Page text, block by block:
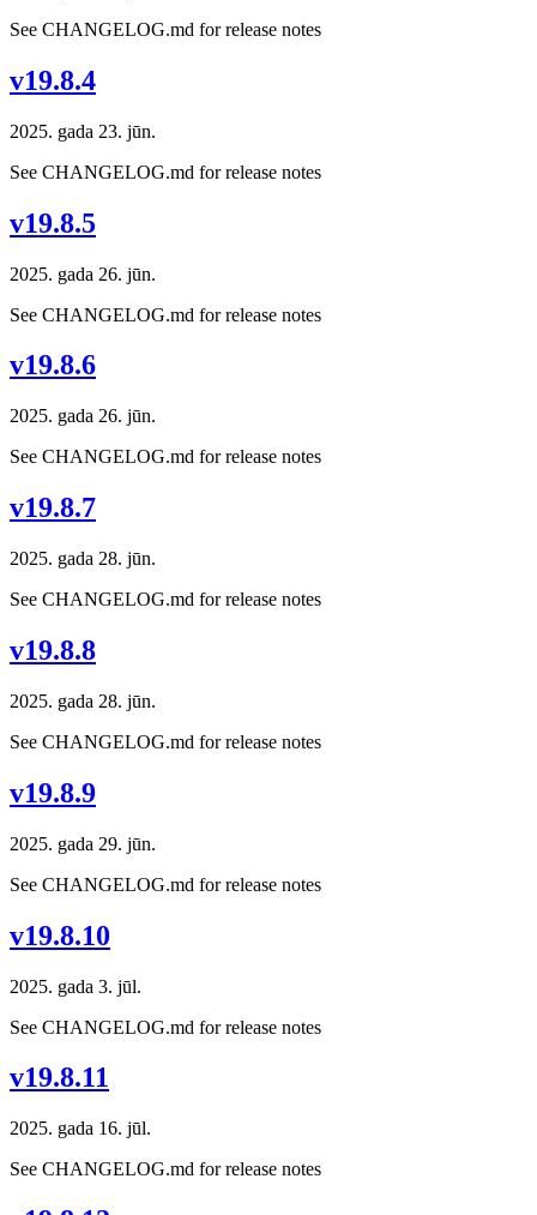
See CHANGELOG.md for release notes
v19.8.4
2025. gada 23. jūn.
See CHANGELOG.md for release notes
v19.8.5
2025. gada 26. jūn.
See CHANGELOG.md for release notes
v19.8.6
2025. gada 26. jūn.
See CHANGELOG.md for release notes
v19.8.7
2025. gada 28. jūn.
See CHANGELOG.md for release notes
v19.8.8
2025. gada 28. jūn.
See CHANGELOG.md for release notes
v19.8.9
2025. gada 29. jūn.
See CHANGELOG.md for release notes
v19.8.10
2025. gada 3. jūl.
See CHANGELOG.md for release notes
v19.8.11
2025. gada 16. jūl.
See CHANGELOG.md for release notes